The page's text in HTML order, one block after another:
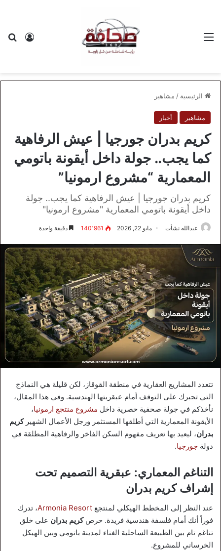
الرئيسية / مشاهير
مشاهير أخبار
كريم بدران جورجيا | عيش الرفاهية
كما يجب.. جولة داخل أيقونة باتومي
المعمارية “مشروع ارمونيا”
كريم بدران جورجيا | عيش الرفاهية كما يجب.. جولة
داخل أيقونة باتومي المعمارية "مشروع ارمونيا"
عبدالله نشأت مايو 22, 2026 140٬961 دقيقة واحدة
تتعدد المشاريع العقارية في منطقة القوقاز، لكن قليلة هي النماذج
التي تجبرك على التوقف أمام عبقريتها الهندسية. وفي هذا المقال،
نأخذكم في جولة صحفية حصرية داخل مشروع منتجع ارمونيا،
الأيقونة المعمارية التي أطلقها المستثمر ورجل الأعمال الشهيركريم
بدران، ليعيد بها تعريف مفهوم السكن الفاخر والرفاهية المطلقة في
دولة جورجيا.
التناغم المعماري: عبقرية التصميم تحت
إشراف كريم بدران
عند النظر إلى المخطط الهيكلي لمنتجع Armonia Resort، تدرك
فوراً أنك أمام فلسفة هندسية فريدة. حرصكريم بدران على خلق
تناغم تام بين الطبيعة الساحلية الغناء لمدينة باتومي وبين الهيكل
الخرساني للمشروع.